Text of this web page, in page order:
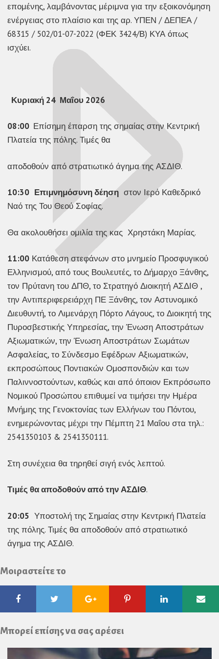
επομένης, λαμβάνοντας μέριμνα για την εξοικονόμηση
ενέργειας στο πλαίσιο και της αρ. ΥΠΕΝ / ΔΕΠΕΑ /
68315 / 502/01-07-2022 (ΦΕΚ 3424/Β) ΚΥΑ όπως
ισχύει.
Κυριακή 24 Μαΐου 2026
08:00 Επίσημη έπαρση της σημαίας στην Κεντρική
Πλατεία της πόλης. Τιμές θα
αποδοθούν από στρατιωτικό άγημα της ΑΣΔΙΘ.
10:30 Επιμνημόσυνη δέηση στον Ιερό Καθεδρικό
Ναό της Του Θεού Σοφίας.
Θα ακολουθήσει ομιλία της κας Χρηστάκη Μαρίας.
11:00 Κατάθεση στεφάνων στο μνημείο Προσφυγικού
Ελληνισμού, από τους Βουλευτές, το Δήμαρχο Ξάνθης,
τον Πρύτανη του ΔΠΘ, το Στρατηγό Διοικητή ΑΣΔΙΘ ,
την Αντιπεριφερειάρχη ΠΕ Ξάνθης, τον Αστυνομικό
Διευθυντή, το Λιμενάρχη Πόρτο Λάγους, το Διοικητή της
Πυροσβεστικής Υπηρεσίας, την Ένωση Αποστράτων
Αξιωματικών, την Ένωση Αποστράτων Σωμάτων
Ασφαλείας, το Σύνδεσμο Εφέδρων Αξιωματικών,
εκπροσώπους Ποντιακών Ομοσπονδιών και των
Παλιννοστούντων, καθώς και από όποιον Εκπρόσωπο
Νομικού Προσώπου επιθυμεί να τιμήσει την Ημέρα
Μνήμης της Γενοκτονίας των Ελλήνων του Πόντου,
ενημερώνοντας μέχρι την Πέμπτη 21 Μαΐου στα τηλ.:
2541350103 & 2541350111.
Στη συνέχεια θα τηρηθεί σιγή ενός λεπτού.
Τιμές θα αποδοθούν από την ΑΣΔΙΘ.
20:05 Υποστολή της Σημαίας στην Κεντρική Πλατεία
της πόλης. Τιμές θα αποδοθούν από στρατιωτικό
άγημα της ΑΣΔΙΘ.
Μοιραστείτε το
FacebookTwitter Google
Plus
Pinterest Linkedin
Μπορεί επίσης να σας αρέσει